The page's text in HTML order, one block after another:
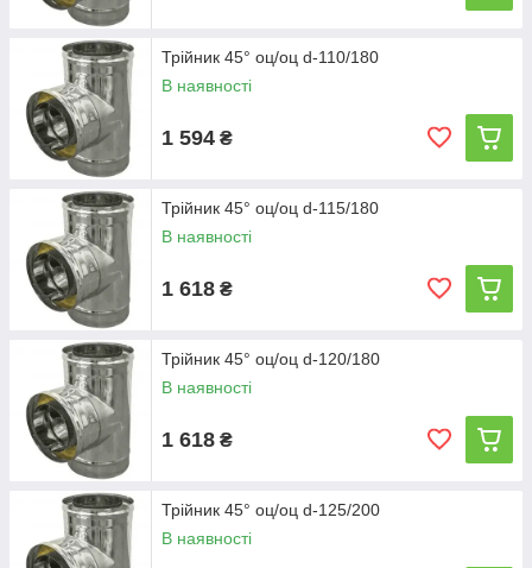
Трійник 45° оц/оц d-110/180
В наявності
1 594 ₴
Трійник 45° оц/оц d-115/180
В наявності
1 618 ₴
Трійник 45° оц/оц d-120/180
В наявності
1 618 ₴
Трійник 45° оц/оц d-125/200
В наявності